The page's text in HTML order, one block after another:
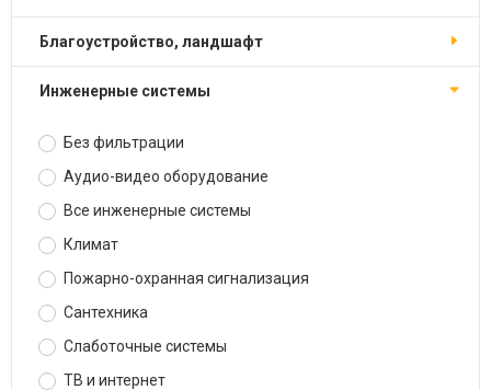
Благоустройство, ландшафт
Инженерные системы
Без фильтрации
Аудио-видео оборудование
Все инженерные системы
Климат
Пожарно-охранная сигнализация
Сантехника
Слаботочные системы
ТВ и интернет